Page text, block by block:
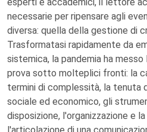
necessarie per ripensare agli
diversa: quella della gestione di
Trasformatasi rapidamente da
sistemica, la pandemia ha
prova sotto molteplici fronti: la
termini di complessità, la tenuta
sociale ed economico, gli
disposizione, l'organizzazione e